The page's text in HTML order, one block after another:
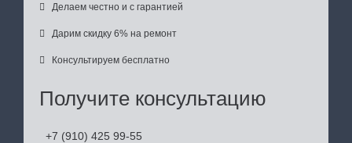
 Делаем честно и с гарантией
 Дарим скидку 6% на ремонт
 Консультируем бесплатно
Получите консультацию
+7 (910) 425 99-55